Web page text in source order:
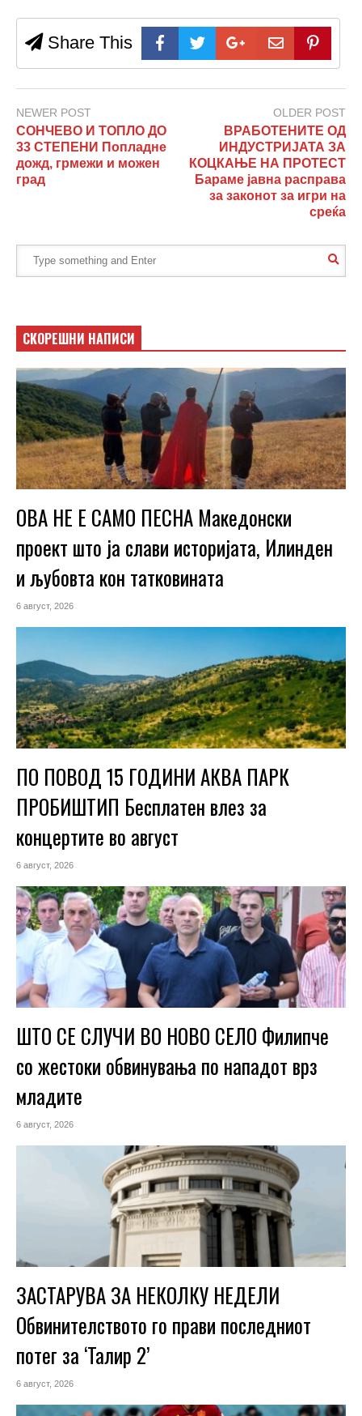
Share This
NEWER POST
СОНЧЕВО И ТОПЛО ДО
33 СТЕПЕНИ Попладне
дожд, грмежи и можен
град
OLDER POST
ВРАБОТЕНИТЕ ОД
ИНДУСТРИЈАТА ЗА
КОЦКАЊЕ НА ПРОТЕСТ
Бараме јавна расправа
за законот за игри на
среќа
СКОРЕШНИ НАПИСИ
ОВА НЕ Е САМО ПЕСНА Македонски
проект што ја слави историјата, Илинден
и љубовта кон татковината
6 август, 2026
ПО ПОВОД 15 ГОДИНИ АКВА ПАРК
ПРОБИШТИП Бесплатен влез за
концертите во август
6 август, 2026
ШТО СЕ СЛУЧИ ВО НОВО СЕЛО Филипче
со жестоки обвинувања по нападот врз
младите
6 август, 2026
ЗАСТАРУВА ЗА НЕКОЛКУ НЕДЕЛИ
Обвинителството го прави последниот
потег за ‘Талир 2’
6 август, 2026